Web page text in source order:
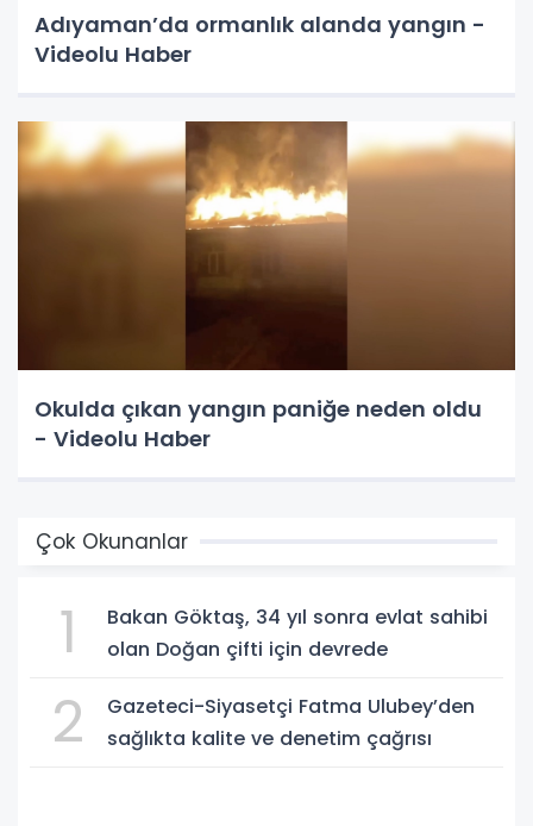
Adıyaman’da ormanlık alanda yangın -
Videolu Haber
Okulda çıkan yangın paniğe neden oldu
- Videolu Haber
Çok Okunanlar
1
Bakan Göktaş, 34 yıl sonra evlat sahibi
olan Doğan çifti için devrede
2
Gazeteci-Siyasetçi Fatma Ulubey’den
sağlıkta kalite ve denetim çağrısı